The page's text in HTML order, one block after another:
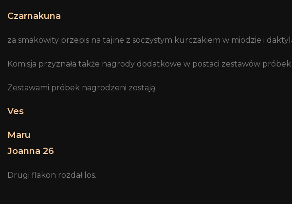
Czarnakuna
za smakowity przepis na tajine z soczystym kurczakiem w miodzie i
Komisja przyznała także nagrody dodatkowe w postaci zestawów
Zestawami próbek nagrodzeni zostają:
Ves
Maru
Joanna 26
Drugi flakon rozdał los.